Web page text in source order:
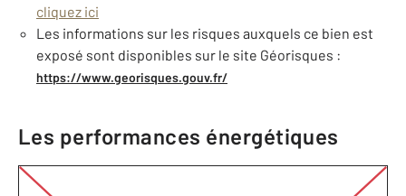
cliquez ici
Les informations sur les risques auxquels ce bien est
exposé sont disponibles sur le site Géorisques :
https://www.georisques.gouv.fr/
Les performances énergétiques